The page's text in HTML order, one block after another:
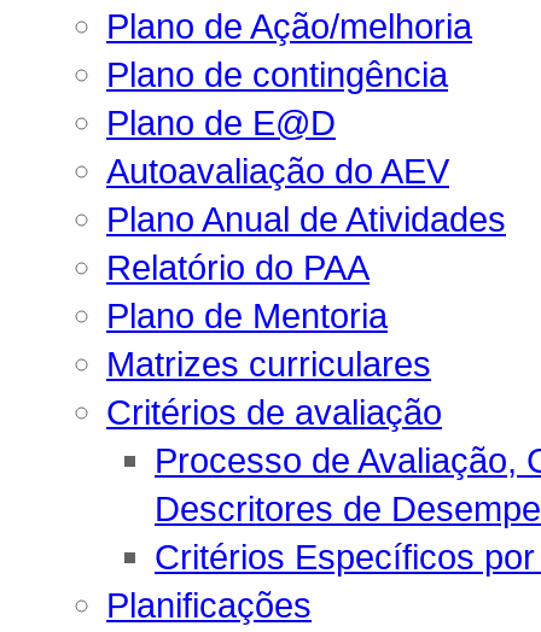
Plano de Ação/melhoria
Plano de contingência
Plano de E@D
Autoavaliação do AEV
Plano Anual de Atividades
Relatório do PAA
Plano de Mentoria
Matrizes curriculares
Critérios de avaliação
Processo de Avaliação,
Descritores de
Critérios Específicos
Planificações